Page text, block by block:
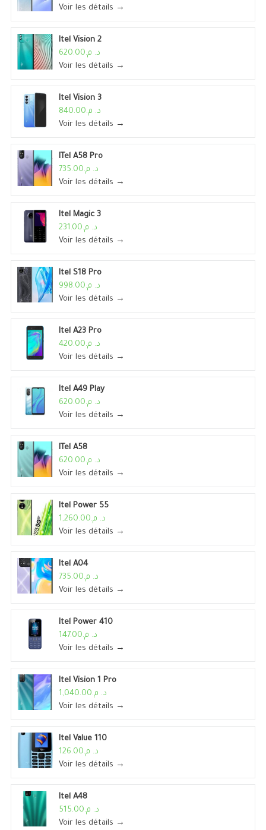
Voir les détails →
Itel Vision 2
د. م.620.00
Voir les détails →
Itel Vision 3
د. م.840.00
Voir les détails →
ITel A58 Pro
د. م.735.00
Voir les détails →
Itel Magic 3
د. م.231.00
Voir les détails →
Itel S18 Pro
د. م.998.00
Voir les détails →
Itel A23 Pro
د. م.420.00
Voir les détails →
Itel A49 Play
د. م.620.00
Voir les détails →
ITel A58
د. م.620.00
Voir les détails →
Itel Power 55
د. م.1,260.00
Voir les détails →
Itel A04
د. م.735.00
Voir les détails →
Itel Power 410
د. م.147.00
Voir les détails →
Itel Vision 1 Pro
د. م.1,040.00
Voir les détails →
Itel Value 110
د. م.126.00
Voir les détails →
Itel A48
د. م.515.00
Voir les détails →